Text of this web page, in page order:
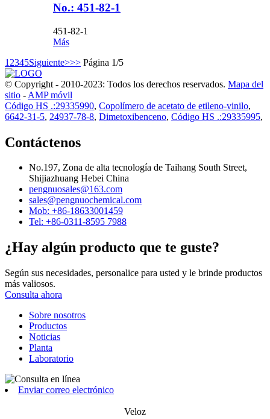
No.: 451-82-1
451-82-1
Más
1 2345Siguiente>>> Página 1/5
© Copyright - 2010-2023: Todos los derechos reservados. Mapa del
sitio - AMP móvil
Código HS .:29335990, Copolímero de acetato de etileno-vinilo,
6642-31-5, 24937-78-8, Dimetoxibenceno, Código HS .:29335995,
Contáctenos
No.197, Zona de alta tecnología de Taihang South Street,
Shijiazhuang Hebei China
pengnuosales@163.com
sales@pengnuochemical.com
Mob: +86-18633001459
Tel: +86-0311-8595 7988
¿Hay algún producto que te guste?
Según sus necesidades, personalice para usted y le brinde productos
más valiosos.
Consulta ahora
Sobre nosotros
Productos
Noticias
Planta
Laboratorio
Enviar correo electrónico
Veloz